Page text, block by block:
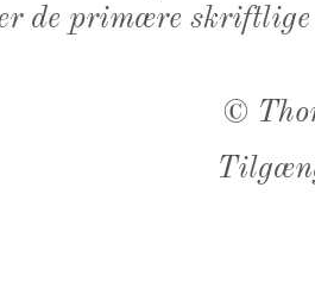
de primære
©